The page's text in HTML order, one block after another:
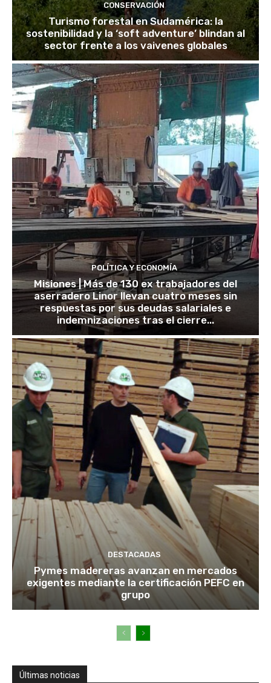
CONSERVACIÓN
Turismo forestal en Sudamérica: la
sostenibilidad y la ‘soft adventure’ blindan al
sector frente a los vaivenes globales
POLÍTICA Y ECONOMÍA
Misiones | Más de 130 ex trabajadores del
aserradero Linor llevan cuatro meses sin
respuestas por sus deudas salariales e
indemnizaciones tras el cierre...
DESTACADAS
Pymes madereras avanzan en mercados
exigentes mediante la certificación PEFC en
grupo
Últimas noticias